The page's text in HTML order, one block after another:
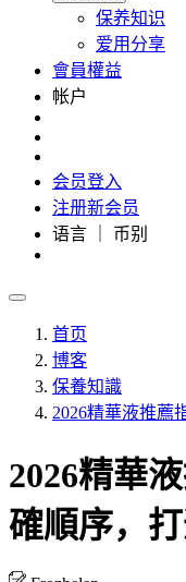
保养知识
爱用分享
會員權益
帐户
会员登入
注册新会员
语言 ｜ 币别
首页
博客
保養知識
2026精華液推薦
2026精華
確順序，打